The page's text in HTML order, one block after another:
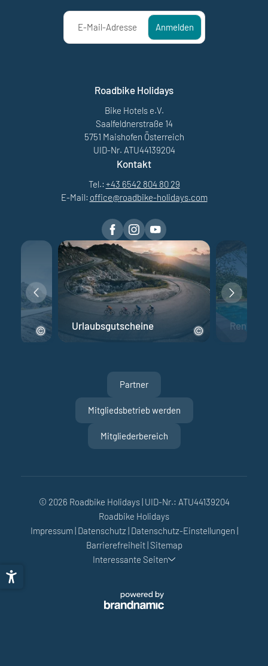
E-Mail-Adresse Anmelden
Roadbike Holidays
Bike Hotels e.V.
Saalfeldnerstraße 14
5751 Maishofen Österreich
UID-Nr. ATU44139204
Kontakt
Tel.: +43 6542 804 80 29
E-Mail: office@roadbike-holidays.com
Urlaubsgutscheine
Partner
Mitgliedsbetrieb werden
Mitgliederbereich
© 2026 Roadbike Holidays| UID-Nr.: ATU44139204
Roadbike Holidays
Impressum| Datenschutz | Datenschutz-Einstellungen |
Barrierefreiheit| Sitemap
Interessante Seiten